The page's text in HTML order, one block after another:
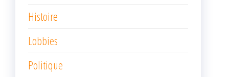
Histoire
Lobbies
Politique